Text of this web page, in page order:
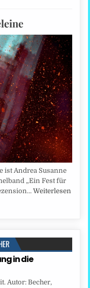
ist Andrea Susanne
„Ein Fest für
Weiterlesen
in die
Autor: Becher,